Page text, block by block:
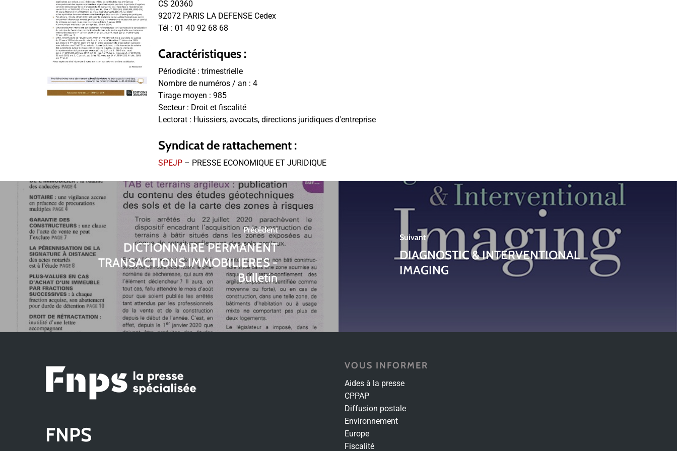
CS 20360
92072 PARIS LA DEFENSE Cedex
Tél :01 40 92 68 68
Caractéristiques :
Périodicité :trimestrielle
Nombre de numéros / an :4
Tirage moyen :985
Secteur : Droit et fiscalité
Lectorat : Huissiers, avocats, directions juridiques d'entreprise
Syndicat de rattachement :
SPEJP – PRESSE ECONOMIQUE ET JURIDIQUE
Précédent
DICTIONNAIRE PERMANENT
TRANSACTIONS IMMOBILIERES -
Bulletin
Suivant
DIAGNOSTIC & INTERVENTIONAL
IMAGING
FNPS
VOUS INFORMER
Aides à la presse
CPPAP
Diffusion postale
Environnement
Europe
Fiscalité